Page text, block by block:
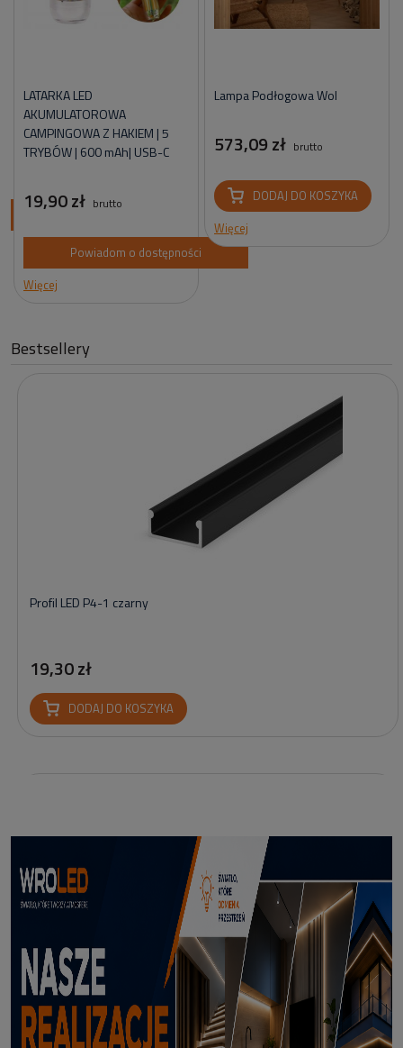
LATARKA LED
AKUMULATOROWA
CAMPINGOWA Z HAKIEM | 5
TRYBÓW | 600 mAh| USB-C
19,90 zł brutto
Powiadom o dostępności
Więcej
Lampa Podłogowa Wol
573,09 zł brutto
DODAJ DO KOSZYKA
Więcej
Bestsellery
Profil LED P4-1 czarny
19,30 zł
DODAJ DO KOSZYKA
Profil led Profil LED P6-2 ½ biały 3m